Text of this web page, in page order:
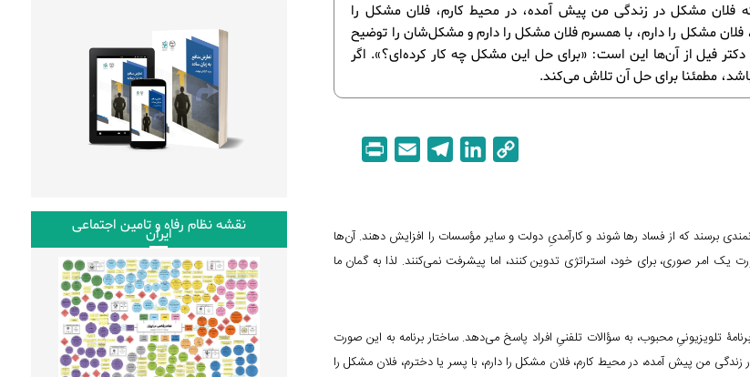
فلان مشکل در زندگی من پیش آمده، در محیط کارم، فلان مشکل را
فلان مشکل را دارم، با همسرم فلان مشکل را دارم و مشکل‌شان را توضیح
فیل از آن‌ها این است: «برای حل این مشکل چه کار کرده‌ای؟». اگر
مطمئنا برای حل آن تلاش می‌کند.
L
e
e
g
m
l
n
برسند که از فساد رها شوند و کارآمدیِ دولت و سایر مؤسسات را افزایش دهند. آن‌ها
امر صوری، برای خود، استراتژی تدوین کنند، اما پیشرفت نمی‌کنند. لذا به گمان ما
محبوب، به سؤالات تلفنیِ افراد پاسخ می‌دهد. ساختار برنامه به این صورت
من پیش آمده، در محیط کارم، فلان مشکل را دارم، با پسر یا دخترم، فلان مشکل را
نقشه نظام رفاه و تامین اجتماعی
ایران